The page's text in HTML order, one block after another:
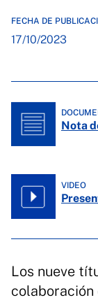
FECHA DE
17/10/2023
Nota
VIDEO
Los nueve
colaboración